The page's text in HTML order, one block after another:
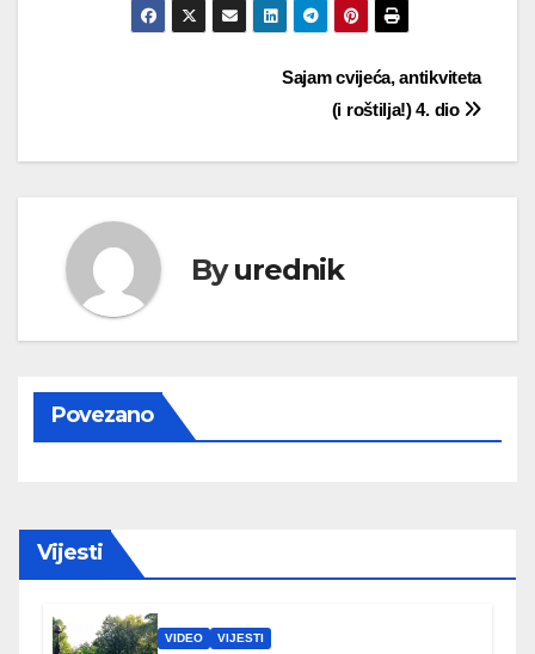
Sajam cvijeća, antikviteta
(i roštilja!) 4. dio
Byurednik
Povezano
Vijesti
VIDEO VIJESTI